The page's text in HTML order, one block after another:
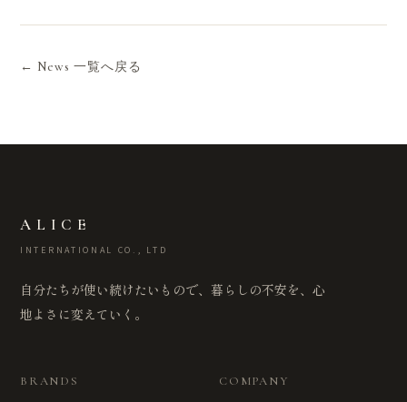
← News 一覧へ戻る
ALICE
INTERNATIONAL CO., LTD
自分たちが使い続けたいもので、暮らしの不安を、心
地よさに変えていく。
BRANDS COMPANY